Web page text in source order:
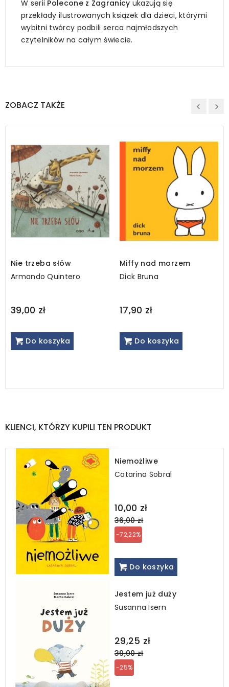
W serii Polecone z Zagranicy ukazują się
przekłady ilustrowanych książek dla dzieci, którymi
wybitni twórcy podbili serca najmłodszych
czytelników na całym świecie.
ZOBACZ TAKŻE
Nie trzeba słów
Armando Quintero
39,00 zł
Do koszyka
Miffy nad morzem
Dick Bruna
17,90 zł
Do koszyka
KLIENCI, KTÓRZY KUPILI TEN PRODUKT
Niemożliwe
Catarina Sobral
10,00 zł
Regular
price
36,00 zł
-72,22%
Do koszyka
Jestem już duży
Susanna Isern
29,25 zł
Regular
price
39,00 zł
-25%